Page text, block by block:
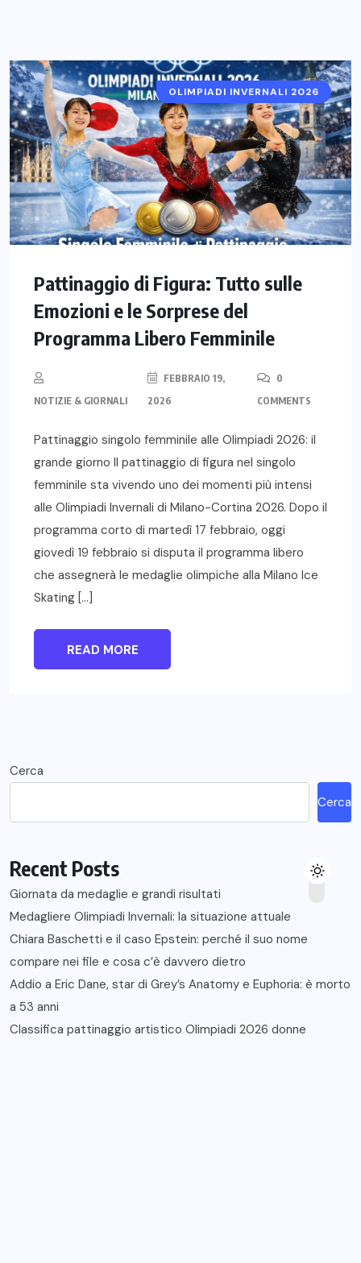
OLIMPIADI INVERNALI 2026
Pattinaggio di Figura: Tutto sulle
Emozioni e le Sorprese del
Programma Libero Femminile
NOTIZIE & GIORNALI
FEBBRAIO 19,
2026
0
COMMENTS
Pattinaggio singolo femminile alle Olimpiadi 2026: il
grande giorno Il pattinaggio di figura nel singolo
femminile sta vivendo uno dei momenti più intensi
alle Olimpiadi Invernali di Milano-Cortina 2026. Dopo il
programma corto di martedì 17 febbraio, oggi
giovedì 19 febbraio si disputa il programma libero
che assegnerà le medaglie olimpiche alla Milano Ice
Skating […]
READ MORE
Cerca
Cerca
Recent Posts
Giornata da medaglie e grandi risultati
Medagliere Olimpiadi Invernali: la situazione attuale
Chiara Baschetti e il caso Epstein: perché il suo nome
compare nei file e cosa c’è davvero dietro
Addio a Eric Dane, star di Grey’s Anatomy e Euphoria: è morto
a 53 anni
Classifica pattinaggio artistico Olimpiadi 2026 donne